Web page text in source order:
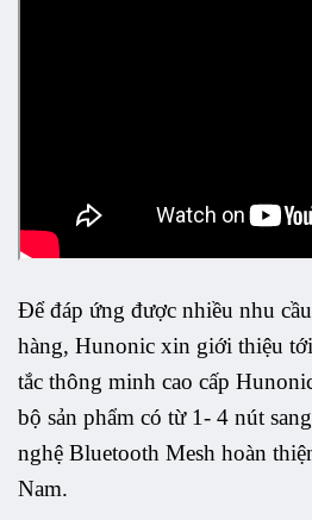
Để đáp ứng được nhiều nhu
hàng, Hunonic xin giới thiệu
tắc thông minh cao cấp
bộ sản phẩm có từ 1- 4 nút
nghệ Bluetooth Mesh hoàn
Nam.